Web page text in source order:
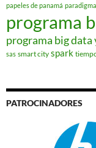
papeles de panamá paradigma
programa
programa big
sas smart city spark
PATROCINADORES